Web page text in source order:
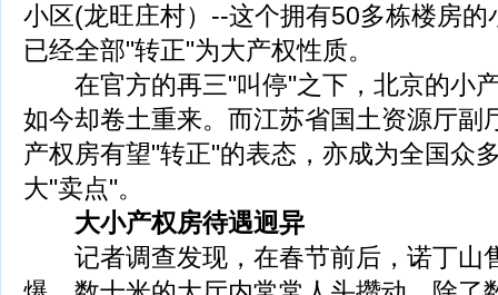
小区(龙旺庄村）--这个拥有50多栋楼房的
已经全部"转正"为大产权性质。
在官方的再三"叫停"之下，北京的小
如今却卷土重来。而江苏省国土资源厅副
产权房有望"转正"的表态，亦成为全国众
大"卖点"。
大小产权房待遇迥异
记者调查发现，在春节前后，诺丁山